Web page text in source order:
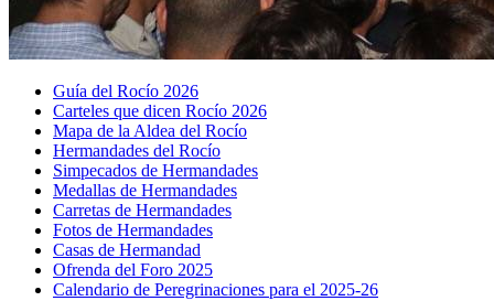
Guía del Rocío 2026
Carteles que dicen Rocío 2026
Mapa de la Aldea del Rocío
Hermandades del Rocío
Simpecados de Hermandades
Medallas de Hermandades
Carretas de Hermandades
Fotos de Hermandades
Casas de Hermandad
Ofrenda del Foro 2025
Calendario de Peregrinaciones para el 2025-26